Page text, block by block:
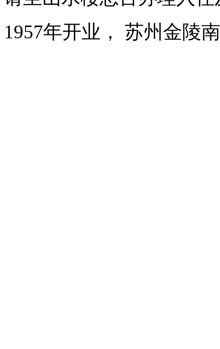
1957年开业， 苏州金